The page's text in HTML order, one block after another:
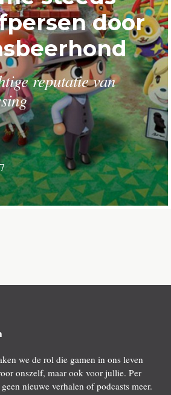
door
reputatie van
door
Gerard
van
we de rol die gamen in ons leven
onszelf, maar ook voor jullie. Per
nieuwe verhalen of podcasts meer.